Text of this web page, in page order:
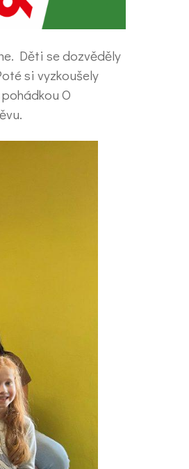
Děti se dozvěděly
si vyzkoušely
O